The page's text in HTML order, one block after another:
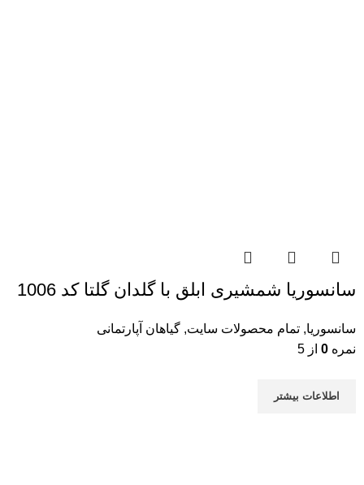
سانسوریا شمشیری ابلق با گلدان گلتا کد 1006
سانسوریا, تمام محصولات سایت, گیاهان آپارتمانی
نمره 0 از 5
اطلاعات بیشتر